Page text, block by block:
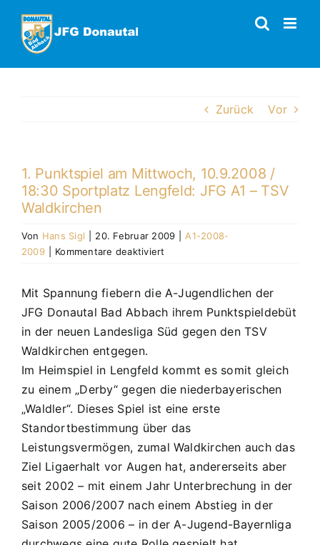
Inhalt
springen
Zurück Vor
1. Punktspiel am Mittwoch, 10.9.2008 /
18:30 Sportplatz Lengfeld: JFG A1 – TSV
Waldkirchen
Von Hans Sigl 20. Februar 2009
A1-2008-
2009
Kommentare deaktiviert
am
Mittwoch,
10.9.2008
Sportplatz
Lengfeld:
JFG
A1
TSV
Waldkirchen
Mit Spannung fiebern die A-Jugendlichen der
JFG Donautal Bad Abbach ihrem Punktspieldebüt
in der neuen Landesliga Süd gegen den TSV
Waldkirchen entgegen.
Im Heimspiel in Lengfeld kommt es somit gleich
zu einem „Derby“ gegen die niederbayerischen
„Waldler“. Dieses Spiel ist eine erste
Standortbestimmung über das
Leistungsvermögen, zumal Waldkirchen auch das
Ziel Ligaerhalt vor Augen hat, andererseits aber
seit 2002 – mit einem Jahr Unterbrechung in der
Saison 2006/2007 nach einem Abstieg in der
Saison 2005/2006 – in der A-Jugend-Bayernliga